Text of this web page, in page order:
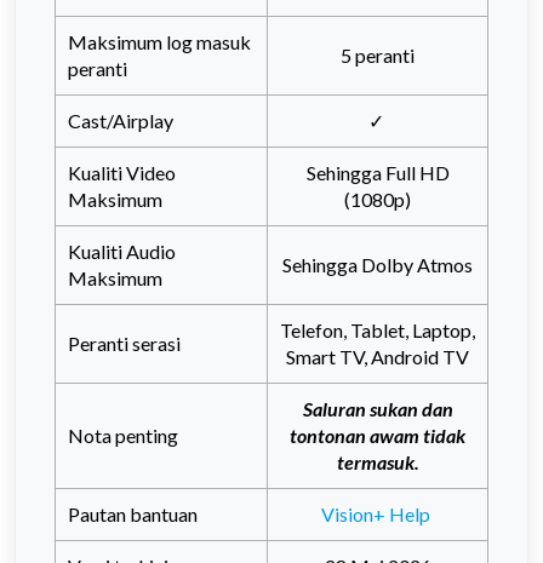
Maksimum log masuk
peranti
5 peranti
Cast/Airplay ✓
Kualiti Video
Maksimum
Sehingga Full HD
(1080p)
Kualiti Audio
Maksimum
Sehingga Dolby Atmos
Peranti serasi
Telefon, Tablet, Laptop,
Smart TV, Android TV
Nota penting
Saluran sukan dan
tontonan awam tidak
termasuk.
Pautan bantuan Vision+ Help